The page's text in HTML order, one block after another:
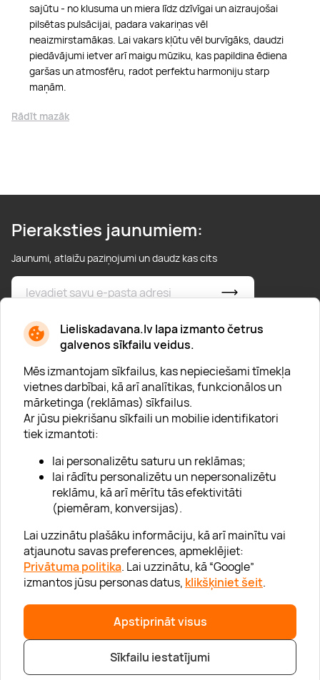
Lieliskadavana.lv lapa izmanto četrus
galvenos sīkfailu veidus.
Mēs izmantojam sīkfailus, kas nepieciešami tīmekļa
vietnes darbībai, kā arī analītikas, funkcionālos un
mārketinga (reklāmas) sīkfailus.
Ar jūsu piekrišanu sīkfaili un mobilie identifikatori
tiek izmantoti:
lai personalizētu saturu un reklāmas;
lai rādītu personalizētu un nepersonalizētu
reklāmu, kā arī mērītu tās efektivitāti
(piemēram, konversijas).
Lai uzzinātu plašāku informāciju, kā arī mainītu vai
atjaunotu savas preferences, apmeklējiet:
Privātuma politika. Lai uzzinātu, kā “Google”
izmantos jūsu personas datus, klikšķiniet šeit.
Apstiprināt visus
Sīkfailu iestatījumi
sajūtu - no klusuma un miera līdz dzīvīgai un aizraujošai
pilsētas pulsācijai, padara vakariņas vēl
neaizmirstamākas. Lai vakars kļūtu vēl burvīgāks, daudzi
piedāvājumi ietver arī maigu mūziku, kas papildina ēdiena
garšas un atmosfēru, radot perfektu harmoniju starp
maņām.
Rādīt mazāk
Pieraksties jaunumiem:
Jaunumi, atlaižu paziņojumi un daudz kas cits
* Esmu iepazinies/usies ar privātuma politiku
Par "Lieliska dāvana"
Uzņēmumiem
Palīdzība
“GERA DOVANA” GRUPA
|info@lieliskadavana.lv |+371 6601 8025